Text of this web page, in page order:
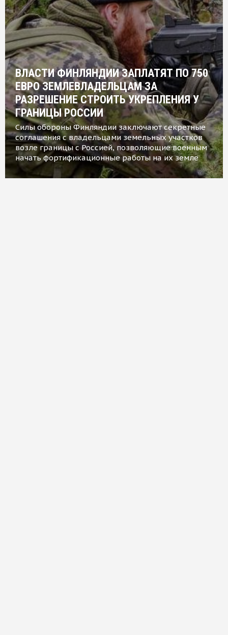
ВЛАСТИ ФИНЛЯНДИИ ЗАПЛАТЯТ ПО 750
ЕВРО ЗЕМЛЕВЛАДЕЛЬЦАМ ЗА
РАЗРЕШЕНИЕ СТРОИТЬ УКРЕПЛЕНИЯ У
ГРАНИЦЫ РОССИИ
Силы обороны Финляндии заключают секретные
соглашения с владельцами земельных участков
возле границы с Россией, позволяющие военным
начать фортификационные работы на их земле